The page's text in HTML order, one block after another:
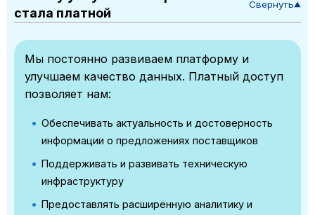
стала платной
Свернуть▼
Мы постоянно развиваем платформу и
улучшаем качество данных. Платный доступ
позволяет нам:
Обеспечивать актуальность и достоверность
информации о предложениях поставщиков
Поддерживать и развивать техническую
инфраструктуру
Предоставлять расширенную аналитику и